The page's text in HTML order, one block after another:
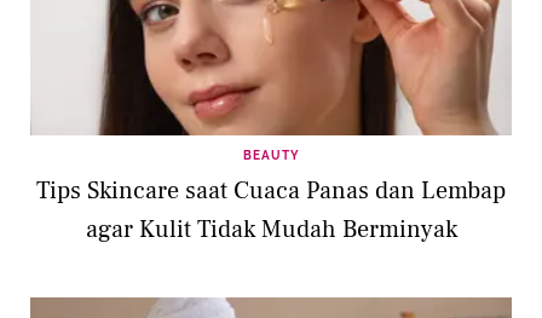
BEAUTY
Tips Skincare saat Cuaca Panas dan Lembap
agar Kulit Tidak Mudah Berminyak